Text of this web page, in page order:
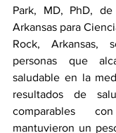
Park, MD, PhD,
Arkansas para
Rock, Arkansas,
personas que
saludable en la
resultados de
comparables
mantuvieron un